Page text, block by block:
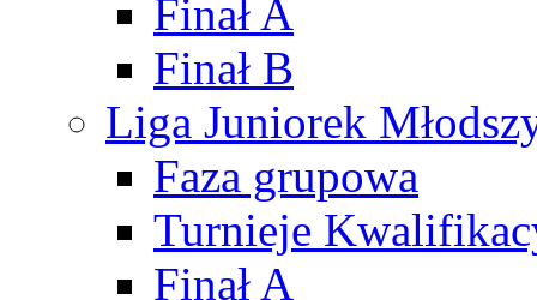
Finał A
Finał B
Liga Juniorek
Faza grupowa
Turnieje
Finał A